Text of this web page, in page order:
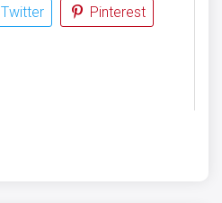
Twitter
Pinterest